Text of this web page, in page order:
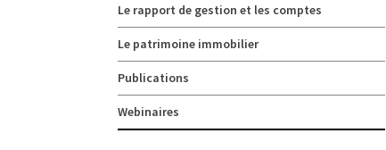
Le rapport de gestion et les comptes
Le patrimoine immobilier
Publications
Webinaires